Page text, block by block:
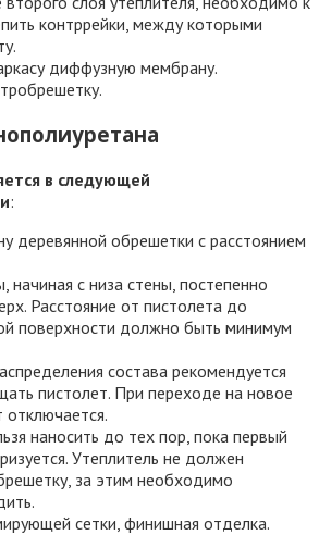
контррейки, между которыми
диффузную мембрану.
в следующей
:
деревянной обрешетки с расстоянием
начиная с низа стены, постепенно
Расстояние от пистолета до
поверхности должно быть минимум
состава рекомендуется
пистолет. При переходе на новое
отключается.
наносить до тех пор, пока первый
Утеплитель не должен
за этим необходимо
сетки, финишная отделка.